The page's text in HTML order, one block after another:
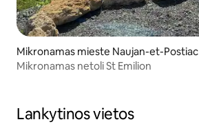
Mikronamas mieste Naujan-et-Postiac
Mikronamas netoli St Emilion
Lankytinos vietos